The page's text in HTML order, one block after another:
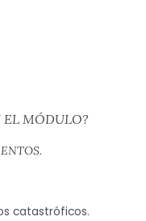
EL MÓDULO?
catastróficos.